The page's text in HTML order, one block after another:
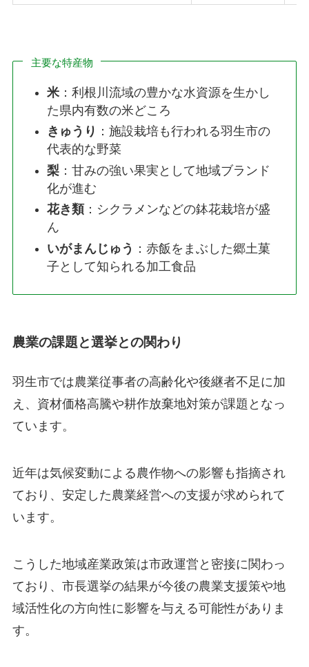
主要な特産物
米 ：利根川流域の豊かな水資源を生かし
た県内有数の米どころ
きゅうり ：施設栽培も行われる羽生市の
代表的な野菜
梨 ：甘みの強い果実として地域ブランド
化が進む
花き類 ：シクラメンなどの鉢花栽培が盛
ん
いがまんじゅう ：赤飯をまぶした郷土菓
子として知られる加工食品
農業の課題と選挙との関わり
羽生市では農業従事者の高齢化や後継者不足に加
え、資材価格高騰や耕作放棄地対策が課題となっ
ています。
近年は気候変動による農作物への影響も指摘され
ており、安定した農業経営への支援が求められて
います。
こうした地域産業政策は市政運営と密接に関わっ
ており、市長選挙の結果が今後の農業支援策や地
域活性化の方向性に影響を与える可能性がありま
す。